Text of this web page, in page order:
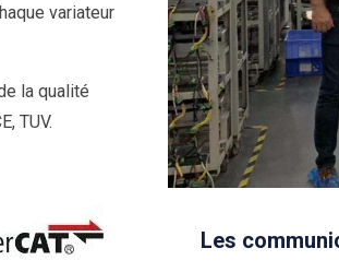
variateur
la qualité
TUV.
Les